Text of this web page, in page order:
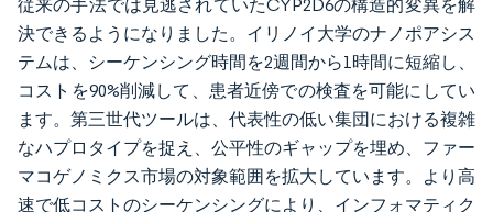
従来の手法では見逃されていたCYP2D6の構造的変異を解
決できるようになりました。イリノイ大学のナノポアシス
テムは、シーケンシング時間を2週間から1時間に短縮し、
コストを90%削減して、患者近傍での検査を可能にしてい
ます。第三世代ツールは、代表性の低い集団における複雑
なハプロタイプを捉え、公平性のギャップを埋め、ファー
マコゲノミクス市場の対象範囲を拡大しています。より高
速で低コストのシーケンシングにより、インフォマティク